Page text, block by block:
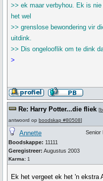
>> ek maar verbyhou. Ek is
het wel
>> grenslose bewondering vir
uitdink.
>> Dis ongelooflik om te dink
>
Re: Harry Potter...die fliek [
antwoord op boodskap #80508]
Annette
Boodskappe: 11111
Geregistreer: Augustus 2003
Karma: 1
Senior
Ek het vergeet ek het 'n ekstra